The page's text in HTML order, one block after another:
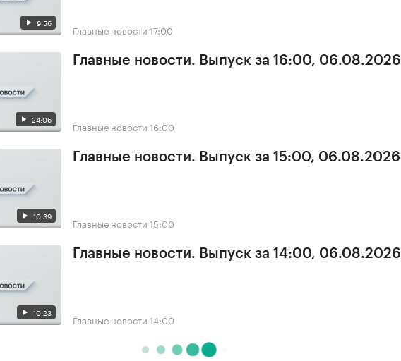
9:56 Главные новости 17:00
24:06
Главные новости. Выпуск за 16:00, 06.08.2026
Главные новости 16:00
10:39
Главные новости. Выпуск за 15:00, 06.08.2026
Главные новости 15:00
10:23
Главные новости. Выпуск за 14:00, 06.08.2026
Главные новости 14:00